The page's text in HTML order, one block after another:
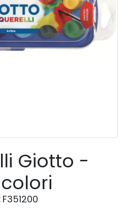
Giotto -
F351200